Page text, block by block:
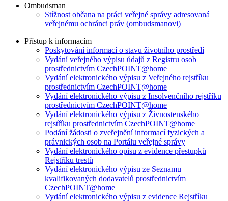
Ombudsman
Stížnost občana na práci veřejné správy adresovaná
veřejnému ochránci práv (ombudsmanovi)
Přístup k informacím
Poskytování informací o stavu životního prostředí
Vydání veřejného výpisu údajů z Registru osob
prostřednictvím CzechPOINT@home
Vydání elektronického výpisu z Veřejného rejstříku
prostřednictvím CzechPOINT@home
Vydání elektronického výpisu z Insolvenčního rejstříku
prostřednictvím CzechPOINT@home
Vydání elektronického výpisu z Živnostenského
rejstříku prostřednictvím CzechPOINT@home
Podání žádosti o zveřejnění informací fyzických a
právnických osob na Portálu veřejné správy
Vydání elektronického opisu z evidence přestupků
Rejstříku trestů
Vydání elektronického výpisu ze Seznamu
kvalifikovaných dodavatelů prostřednictvím
CzechPOINT@home
Vydání elektronického výpisu z evidence Rejstříku